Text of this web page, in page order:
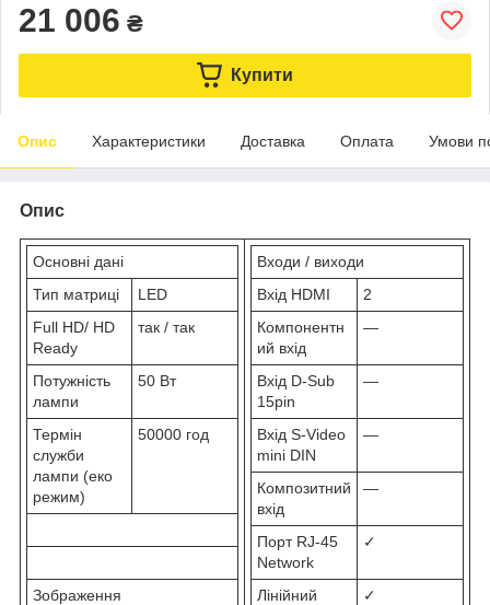
21 006 ₴
Купити
Опис Характеристики Доставка Оплата Умови
Опис
Основні дані
Тип матриці
LED
Full HD/ HD
Ready
так / так
Потужність
лампи
50 Вт
Термін
служби
лампи (еко
режим)
50000 год
Зображення
Входи / виходи
Вхід HDMI
2
Компонентн
ий вхід
—
Вхід D-Sub
15pin
—
Вхід S-Video
mini DIN
—
Композитний
вхід
—
Порт RJ-45
Network
✓
Лінійний
✓